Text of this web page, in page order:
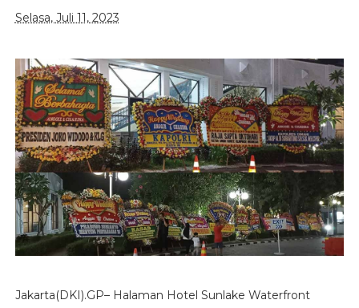
Selasa, Juli 11, 2023
Jakarta(DKI).GP– Halaman Hotel Sunlake Waterfront